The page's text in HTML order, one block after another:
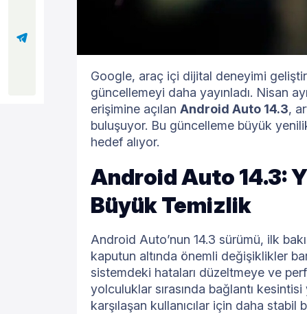
Google, araç içi dijital deneyimi
güncellemeyi daha yayınladı. Nisan
erişimine açılan Android Auto 14.3,
buluşuyor. Bu güncelleme büyük
hedef alıyor.
Android Auto 14.3:
Büyük Temizlik
Android Auto’nun 14.3 sürümü, ilk
kaputun altında önemli değişiklikler
sistemdeki hataları düzeltmeye ve
yolculuklar sırasında bağlantı
karşılaşan kullanıcılar için daha